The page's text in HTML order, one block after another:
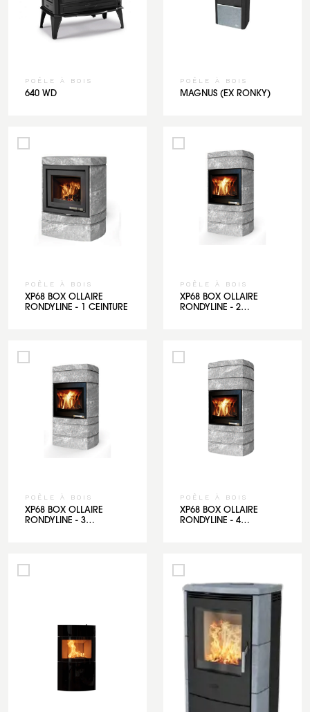
POÊLE À BOIS
640 WD
POÊLE À BOIS
MAGNUS (EX RONKY)
POÊLE À BOIS
XP68 BOX OLLAIRE
RONDYLINE - 1 CEINTURE
POÊLE À BOIS
XP68 BOX OLLAIRE
RONDYLINE - 2
POÊLE À BOIS
XP68 BOX OLLAIRE
RONDYLINE - 3
POÊLE À BOIS
XP68 BOX OLLAIRE
RONDYLINE - 4